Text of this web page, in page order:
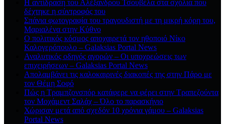
Η αντίδραση του Αλέξανδρου Τσουβέλα στα σχόλια που
δέχτηκε η σύντροφός του
Σπάνια φωτογραφία του τραγουδιστή με τη μικρή κόρη του,
Μαριαλένα στην Κύθνο
Ο πολιτικός κόσμος αποχαιρετά τον ηθοποιό Νίκο
Καλογερόπουλο – Galaksias Portal News
Αναλυτικός οδηγός αγορών – Οι υποχρεώσεις των
επιχειρήσεων – Galaksias Portal News
Απολαμβάνει τις καλοκαιρινές διακοπές της στην Πάρο με
τον Θέμη Σοφό
Πώς η Τραμπζονσπόρ κατάφερε να φέρει στην Τραπεζούντα
τον Μοχάμεντ Σαλάχ – Όλο το παρασκήνιο
Χώρισαν μετά από σχεδόν 10 χρόνια γάμου – Galaksias
Portal News